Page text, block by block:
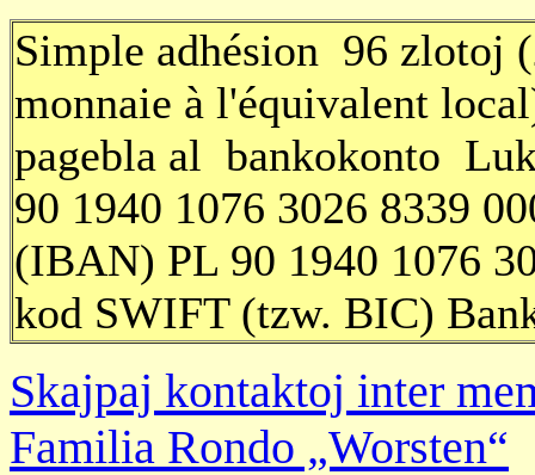
Simple adhésion 96 zlotoj
monnaie à l'équivalent
pagebla al bankokonto
90 1940 1076 3026 8339
(IBAN) PL 90 1940 1076
kod SWIFT (tzw. BIC)
Skajpaj kontaktoj inter
Familia Rondo „Worsten“